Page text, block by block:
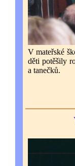
V mateřské
děti potěšily
a tanečků.